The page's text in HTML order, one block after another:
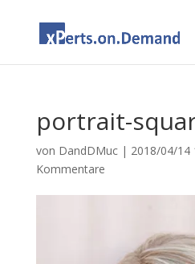
portrait-
von DandDMuc| 2018/04/14
Kommentare